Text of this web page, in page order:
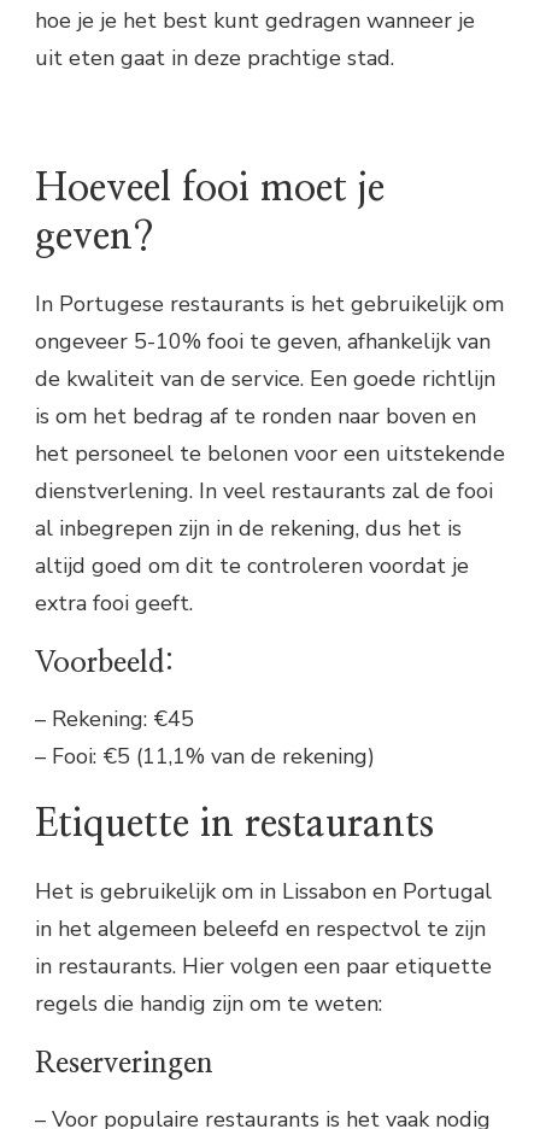
hoe je je het best kunt gedragen wanneer je
uit eten gaat in deze prachtige stad.
Hoeveel fooi moet je
geven?
In Portugese restaurants is het gebruikelijk om
ongeveer 5-10% fooi te geven, afhankelijk van
de kwaliteit van de service. Een goede richtlijn
is om het bedrag af te ronden naar boven en
het personeel te belonen voor een uitstekende
dienstverlening. In veel restaurants zal de fooi
al inbegrepen zijn in de rekening, dus het is
altijd goed om dit te controleren voordat je
extra fooi geeft.
Voorbeeld:
– Rekening: €45
– Fooi: €5 (11,1% van de rekening)
Etiquette in restaurants
Het is gebruikelijk om in Lissabon en Portugal
in het algemeen beleefd en respectvol te zijn
in restaurants. Hier volgen een paar etiquette
regels die handig zijn om te weten:
Reserveringen
– Voor populaire restaurants is het vaak nodig